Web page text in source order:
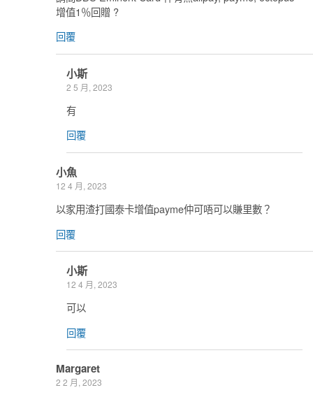
增值1％回贈 ?
回覆
小斯
2 5 月, 2023
有
回覆
小魚
12 4 月, 2023
以家用渣打國泰卡增值payme仲可唔可以賺里數？
回覆
小斯
12 4 月, 2023
可以
回覆
Margaret
2 2 月, 2023